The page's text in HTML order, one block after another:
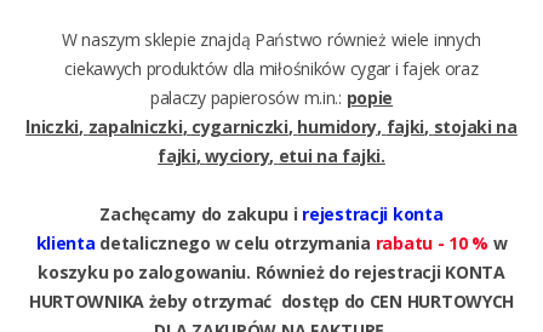
W naszym sklepie znajdą Państwo również wiele innych
ciekawych produktów dla miłośników cygar ifajek oraz
palaczy papierosówm.in.: popie
lniczki, zapalniczki, cygarniczki, humidory, fajki, stojaki na
fajki,wyciory, etui na fajki.
Zachęcamy do zakupu i rejestracji konta
klienta detalicznego w celu otrzymania rabatu - 10 % w
koszyku po zalogowaniu. Również do rejestracji KONTA
HURTOWNIKA żeby otrzymać dostęp do CEN HURTOWYCH